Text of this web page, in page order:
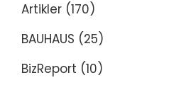
Artikler (170)
BAUHAUS (25)
BizReport (10)